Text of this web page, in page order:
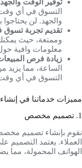
التسوق في أي
والجهد. لن يحتاجوا
تقديم تجربة تسوق
وممتعة، حيث
معلومات وافية
زيادة فرص
الساعة، مما
التسوق في أي
مميزات خدماتنا في إنشاء
1. تصميم مخصص
نقوم بإنشاء تصميم
العملاء. يعتمد التصميم
الهواتف المحمولة، مما